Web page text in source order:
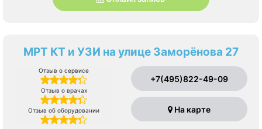
МРТ КТ и УЗИ на улице Заморёнова 27
Отзыв о сервисе
Отзыв о врачах
Отзыв об оборудовании
+7(495)822-49-09
На карте